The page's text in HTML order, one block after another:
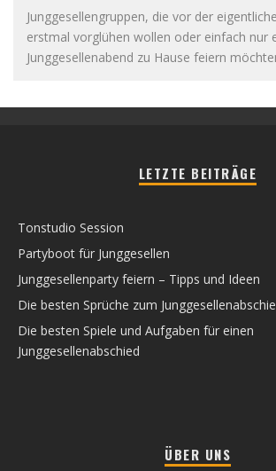
Junggesellengruppen, die vor der
erstmal vorglühen wollen oder einfach nur
Junggesellenabend zu Hause feiern
LETZTE BEITRÄGE
Tonstudio Session
Partyboot für Junggesellen
Junggesellenparty feiern – Tipps und Ideen
Die besten Sprüche zum
Die besten Spiele und Aufgaben für einen
Junggesellenabschied
ÜBER UNS